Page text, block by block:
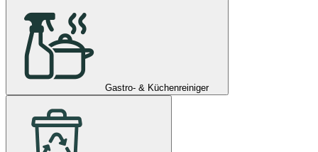
Gastro- & Küchenreiniger